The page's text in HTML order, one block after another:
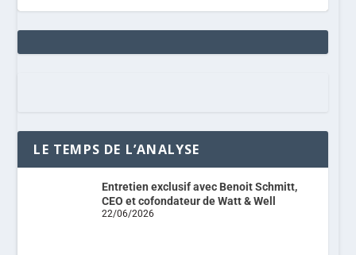
LE TEMPS DE L’ANALYSE
Entretien exclusif avec Benoit Schmitt,
CEO et cofondateur de Watt & Well
22/06/2026